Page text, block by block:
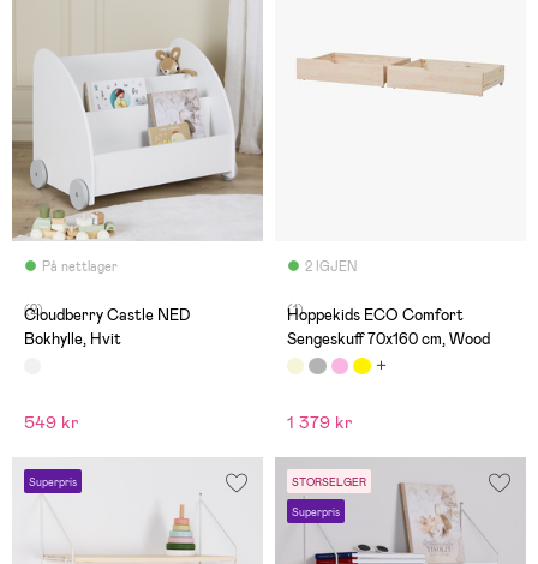
På nettlager
(2)
Cloudberry Castle NED
Bokhylle, Hvit
549 kr
2 IGJEN
(1)
Hoppekids ECO Comfort
Sengeskuff 70x160 cm, Wood
1 379 kr
Superpris STORSELGER
Superpris